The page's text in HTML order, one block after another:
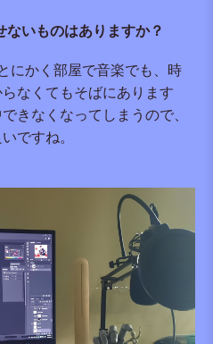
ないものはありますか？
にかく部屋で音楽でも、時
なくてもそばにあります
きなくなってしまうので、
ですね。